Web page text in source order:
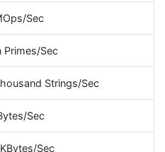
Sec
Primes/Sec
Strings/Sec
Sec
Sec